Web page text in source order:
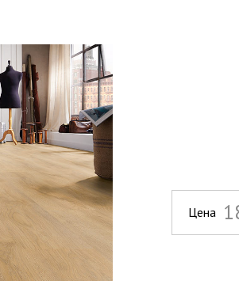
Цена